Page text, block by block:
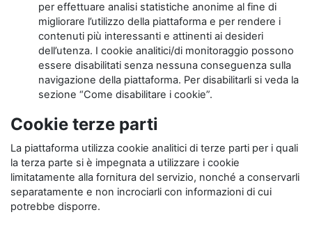
per effettuare analisi statistiche anonime al fine di
migliorare l’utilizzo della piattaforma e per rendere i
contenuti più interessanti e attinenti ai desideri
dell’utenza. I cookie analitici/di monitoraggio possono
essere disabilitati senza nessuna conseguenza sulla
navigazione della piattaforma. Per disabilitarli si veda la
sezione “Come disabilitare i cookie”.
Cookie terze parti
La piattaforma utilizza cookie analitici di terze parti per i quali
la terza parte si è impegnata a utilizzare i cookie
limitatamente alla fornitura del servizio, nonché a conservarli
separatamente e non incrociarli con informazioni di cui
potrebbe disporre.